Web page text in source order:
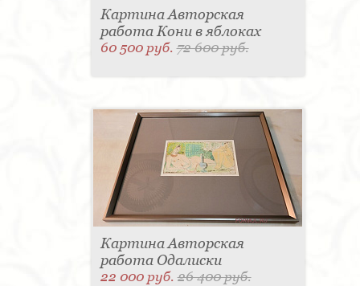
Картина Авторская
работа Кони в яблоках
60 500 руб.72 600 руб.
Картина Авторская
работа Одалиски
22 000 руб.26 400 руб.